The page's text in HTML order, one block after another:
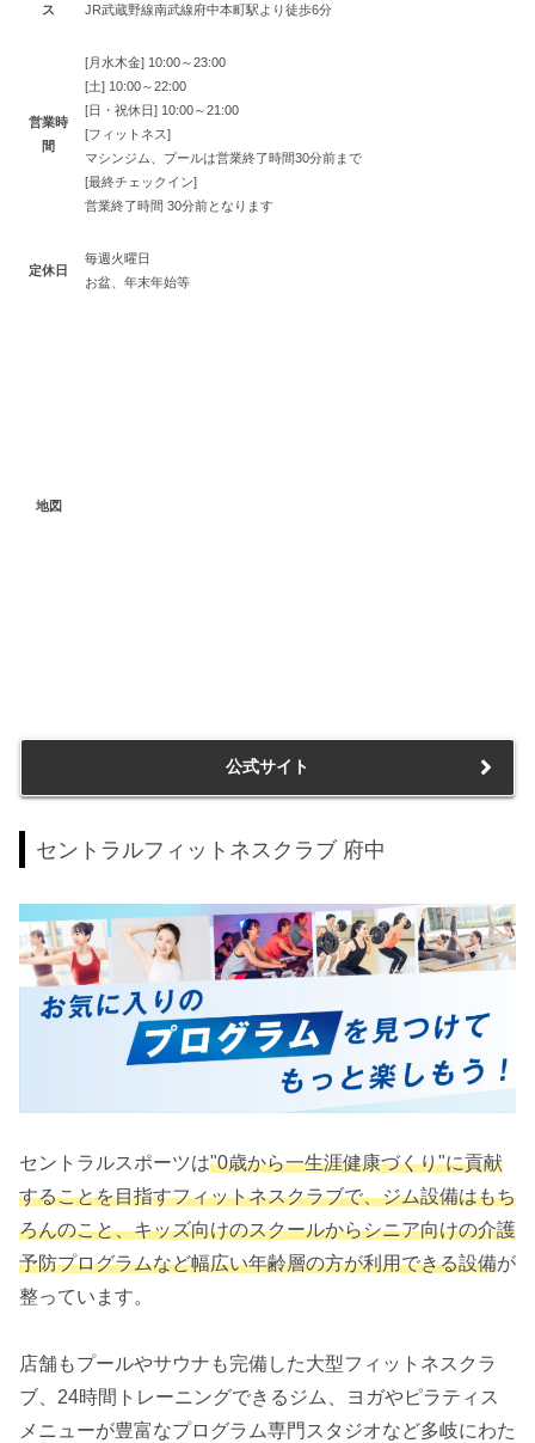
ス JR武蔵野線南武線府中本町駅より徒歩6分
営業時
間
[月水木金] 10:00～23:00
[土] 10:00～22:00
[日・祝休日] 10:00～21:00
[フィットネス]
マシンジム、プールは営業終了時間30分前まで
[最終チェックイン]
営業終了時間 30分前となります
定休日
毎週火曜日
お盆、年末年始等
地図
公式サイト
セントラルフィットネスクラブ 府中
セントラルスポーツは"0歳から一生涯健康づくり"に貢献
することを目指すフィットネスクラブで、ジム設備はもち
ろんのこと、キッズ向けのスクールからシニア向けの介護
予防プログラムなど幅広い年齢層の方が利用できる設備が
整っています。
店舗もプールやサウナも完備した大型フィットネスクラ
ブ、24時間トレーニングできるジム、ヨガやピラティス
メニューが豊富なプログラム専門スタジオなど多岐にわた